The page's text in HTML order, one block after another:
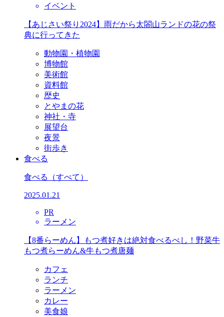
イベント
【あじさい祭り2024】雨だから太閤山ランドの花の祭
典に行ってきた
動物園・植物園
博物館
美術館
資料館
歴史
とやまの花
神社・寺
展望台
夜景
街歩き
食べる
食べる （すべて）
2025.01.21
PR
ラーメン
【8番らーめん】もつ煮好きは絶対食べるべし！野菜牛
もつ煮らーめん&牛もつ煮唐麺
カフェ
ランチ
ラーメン
カレー
美食娘